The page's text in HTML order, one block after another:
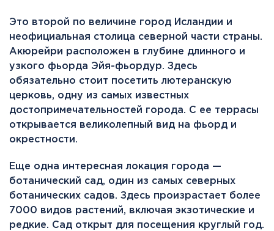
Это второй по величине город Исландии и
неофициальная столица северной части страны.
Акюрейри расположен в глубине длинного и
узкого фьорда Эйя-фьордур. Здесь
обязательно стоит посетить лютеранскую
церковь, одну из самых известных
достопримечательностей города. С ее террасы
открывается великолепный вид на фьорд и
окрестности.
Еще одна интересная локация города —
ботанический сад, один из самых северных
ботанических садов. Здесь произрастает более
7000 видов растений, включая экзотические и
редкие. Сад открыт для посещения круглый год.